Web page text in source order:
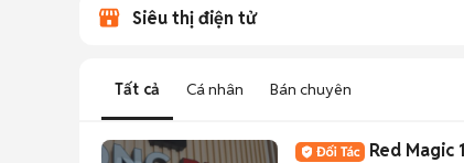
Siêu thị điện tử
Tất cả Cá nhân Bán chuyên
Red Magic